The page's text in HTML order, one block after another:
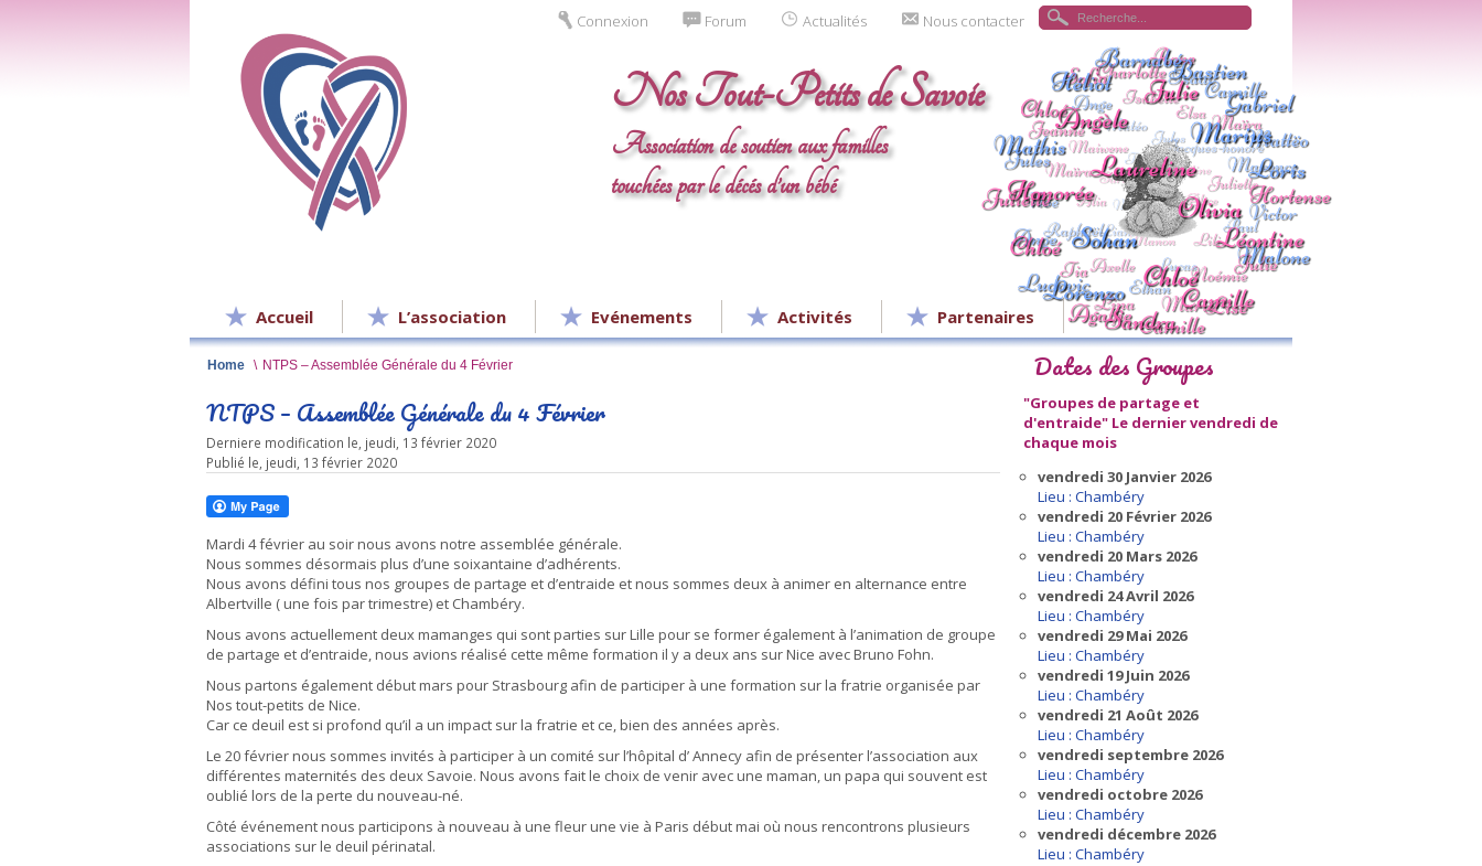
Connexion Forum Actualités Nous contacter
Nos Tout-Petits de Savoie
Association de soutien aux familles
touchées par le décés d’un bébé
Accueil L’association Evénements Activités Partenaires
Home \ NTPS – Assemblée Générale du 4 Février
NTPS – Assemblée Générale du 4 Février
Derniere modification le, jeudi, 13 février 2020
Publié le, jeudi, 13 février 2020
Mardi 4 février au soir nous avons notre assemblée générale.
Nous sommes désormais plus d’une soixantaine d’adhérents.
Nous avons défini tous nos groupes de partage et d’entraide et nous sommes deux à animer en alternance entre
Albertville ( une fois par trimestre) et Chambéry.
Nous avons actuellement deux mamanges qui sont parties sur Lille pour se former également à l’animation de groupe
de partage et d’entraide, nous avions réalisé cette même formation il y a deux ans sur Nice avec Bruno Fohn.
Nous partons également début mars pour Strasbourg afin de participer à une formation sur la fratrie organisée par
Nos tout-petits de Nice.
Car ce deuil est si profond qu’il a un impact sur la fratrie et ce, bien des années après.
Le 20 février nous sommes invités à participer à un comité sur l’hôpital d’ Annecy afin de présenter l’association aux
différentes maternités des deux Savoie. Nous avons fait le choix de venir avec une maman, un papa qui souvent est
oublié lors de la perte du nouveau-né.
Côté événement nous participons à nouveau à une fleur une vie à Paris début mai où nous rencontrons plusieurs
associations sur le deuil périnatal.
Dates des Groupes
"Groupes de partage et
d'entraide" Le dernier vendredi de
chaque mois
vendredi 30 Janvier 2026
Lieu : Chambéry
vendredi 20 Février 2026
Lieu : Chambéry
vendredi 20 Mars 2026
Lieu : Chambéry
vendredi 24 Avril 2026
Lieu : Chambéry
vendredi 29 Mai 2026
Lieu : Chambéry
vendredi 19 Juin 2026
Lieu : Chambéry
vendredi 21 Août 2026
Lieu : Chambéry
vendredi septembre 2026
Lieu : Chambéry
vendredi octobre 2026
Lieu : Chambéry
vendredi décembre 2026
Lieu : Chambéry